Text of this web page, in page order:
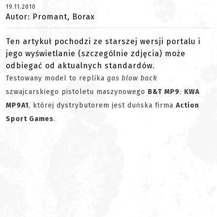
19.11.2010
Autor: Promant, Borax
Ten artykuł pochodzi ze starszej wersji portalu i
jego wyświetlanie (szczególnie zdjęcia) może
odbiegać od aktualnych standardów.
Testowany model to replika gas blow back
szwajcarskiego pistoletu maszynowego B&T MP9: KWA
MP9A1, której dystrybutorem jest duńska firma Action
Sport Games.